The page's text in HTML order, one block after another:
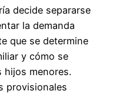
decide separarse
la demanda
que se determine
y cómo se
hijos menores.
provisionales